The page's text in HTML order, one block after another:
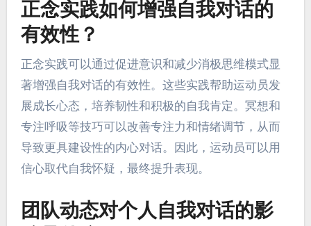
正念实践如何增强自我对话的
有效性？
正念实践可以通过促进意识和减少消极思维模式显
著增强自我对话的有效性。这些实践帮助运动员发
展成长心态，培养韧性和积极的自我肯定。冥想和
专注呼吸等技巧可以改善专注力和情绪调节，从而
导致更具建设性的内心对话。因此，运动员可以用
信心取代自我怀疑，最终提升表现。
团队动态对个人自我对话的影